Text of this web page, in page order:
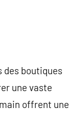
des boutiques
une vaste
offrent une